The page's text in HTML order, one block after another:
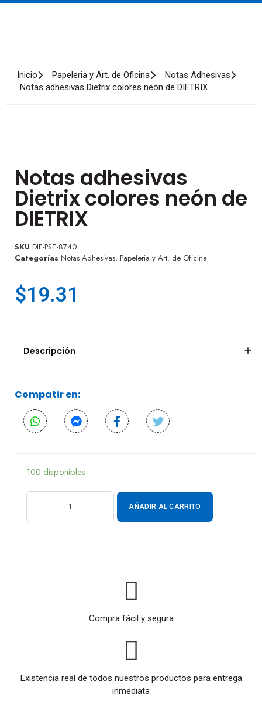
Inicio Papeleria y Art. de Oficina
Notas Adhesivas
Notas adhesivas Dietrix colores neón de DIETRIX
Notas adhesivas
Dietrix colores neón de
DIETRIX
SKU DIE-PST-8740
Categorías Notas Adhesivas, Papeleria y Art. de Oficina
$19.31
Descripción
Compatir en:
100 disponibles
AÑADIR AL CARRITO
Compra fácil y segura
Existencia real de todos nuestros productos para entrega
inmediata